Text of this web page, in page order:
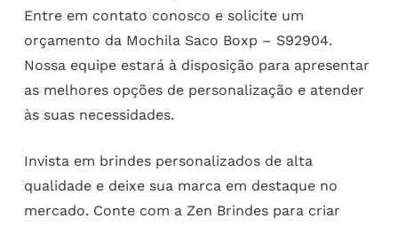
Entre em contato conosco e solicite um
orçamento da Mochila Saco Boxp – S92904.
Nossa equipe estará à disposição para apresentar
as melhores opções de personalização e atender
às suas necessidades.
Invista em brindes personalizados de alta
qualidade e deixe sua marca em destaque no
mercado. Conte com a Zen Brindes para criar